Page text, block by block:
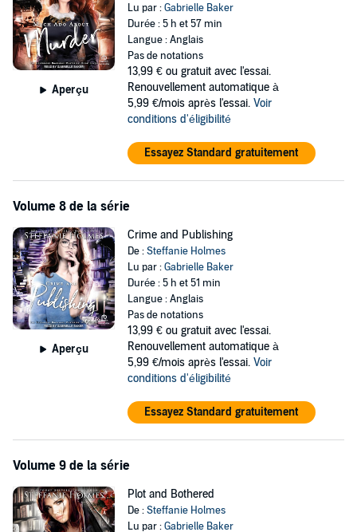
Aperçu
Lu par :Gabrielle Baker
Durée : 5 h et 57 min
Langue : Anglais
Pas de notations
13,99 € ou gratuit avec l'essai.
Renouvellement automatique à
5,99 €/mois après l'essai. Voir
conditions d'éligibilité
Essayez Standard gratuitement
Volume 8 de la série
Aperçu
Crime and Publishing
De :Steffanie Holmes
Lu par :Gabrielle Baker
Durée : 5 h et 51 min
Langue : Anglais
Pas de notations
13,99 € ou gratuit avec l'essai.
Renouvellement automatique à
5,99 €/mois après l'essai. Voir
conditions d'éligibilité
Essayez Standard gratuitement
Volume 9 de la série
Plot and Bothered
De :Steffanie Holmes
Lu par :Gabrielle Baker